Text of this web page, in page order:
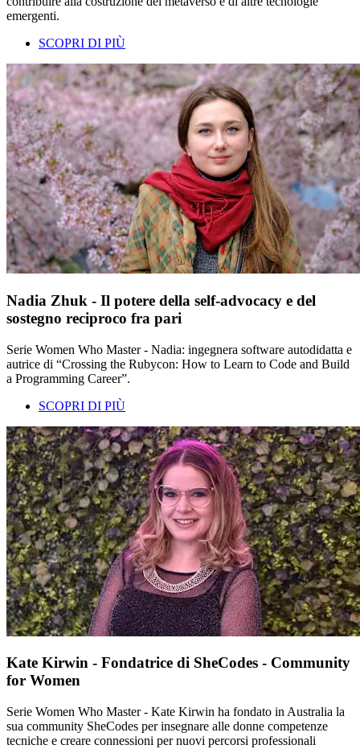
emergenti.
SCOPRI DI PIÙ
Nadia Zhuk - Il potere della self-advocacy e del
sostegno reciproco fra pari
Serie Women Who Master - Nadia: ingegnera software autodidatta e
autrice di “Crossing the Rubycon: How to Learn to Code and Build
a Programming Career”.
SCOPRI DI PIÙ
Kate Kirwin - Fondatrice di SheCodes - Community
for Women
Serie Women Who Master - Kate Kirwin ha fondato in Australia la
sua community SheCodes per insegnare alle donne competenze
tecniche e creare connessioni per nuovi percorsi professionali